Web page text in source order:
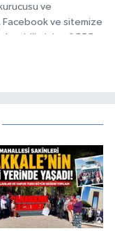
ve
ve sitemize
ulaşabilirsiniz - 0555